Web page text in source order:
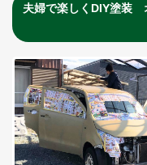
夫婦で楽しくDIY塗装